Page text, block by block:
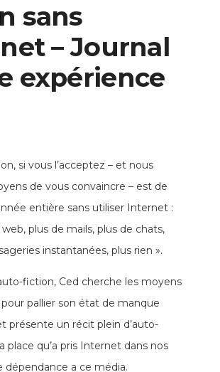
sans
– Journal
expérience
si vous l’acceptez – et nous
de vous convaincre – est de
entière sans utiliser Internet :
plus de mails, plus de chats,
instantanées, plus rien ».
fiction, Ced cherche les moyens
pour pallier son état de manque
présente un récit plein d’auto-
place qu’a pris Internet dans nos
dépendance a ce média.